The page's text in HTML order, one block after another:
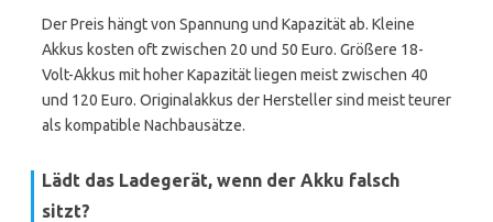
Der Preis hängt von Spannung und Kapazität ab. Kleine
Akkus kosten oft zwischen 20 und 50 Euro. Größere 18-
Volt-Akkus mit hoher Kapazität liegen meist zwischen 40
und 120 Euro. Originalakkus der Hersteller sind meist teurer
als kompatible Nachbausätze.
Lädt das Ladegerät, wenn der Akku falsch
sitzt?